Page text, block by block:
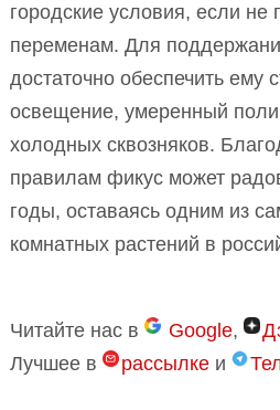
городские условия, если не
переменам. Для
достаточно обеспечить ему
освещение, умеренный
холодных сквозняков.
правилам фикус может
годы, оставаясь одним из
комнатных растений в
Читайте нас в Google,
Лучшее в
рассылке и